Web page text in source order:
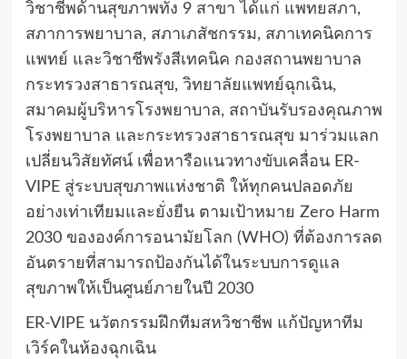
วิชาชีพด้านสุขภาพทั้ง 9 สาขา ได้แก่ แพทยสภา,
สภาการพยาบาล, สภาเภสัชกรรม, สภาเทคนิคการ
แพทย์ และวิชาชีพรังสีเทคนิค กองสถานพยาบาล
กระทรวงสาธารณสุข, วิทยาลัยแพทย์ฉุกเฉิน,
สมาคมผู้บริหารโรงพยาบาล, สถาบันรับรองคุณภาพ
โรงพยาบาล และกระทรวงสาธารณสุข มาร่วมแลก
เปลี่ยนวิสัยทัศน์ เพื่อหารือแนวทางขับเคลื่อน ER-
VIPE สู่ระบบสุขภาพแห่งชาติ ให้ทุกคนปลอดภัย
อย่างเท่าเทียมและยั่งยืน ตามเป้าหมาย Zero Harm
2030 ขององค์การอนามัยโลก (WHO) ที่ต้องการลด
อันตรายที่สามารถป้องกันได้ในระบบการดูแล
สุขภาพให้เป็นศูนย์ภายในปี 2030
ER-VIPE นวัตกรรมฝึกทีมสหวิชาชีพ แก้ปัญหาทีม
เวิร์คในห้องฉุกเฉิน